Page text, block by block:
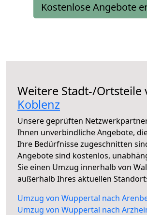
Kostenlose Angebote
Weitere Stadt-/Ortsteile
Koblenz
Unsere geprüften
Ihnen unverbindliche Angebote,
Ihre Bedürfnisse zugeschnitten
Angebote sind kostenlos,
Sie einen Umzug innerhalb von
außerhalb Ihres aktuellen
Umzug von Wuppertal nach
Umzug von Wuppertal nach